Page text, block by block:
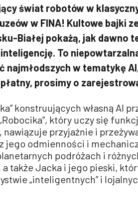
świat robotów w
w FINA! Kultowe bajki
Białej pokażą, jak dawno
To
najmłodszych w tematykę
prosimy o
konstruujących własną AI
który uczy się
przyjaźnie i
jego odmienności i
podróżach i
także Jacka i jego pieski,
„inteligentnych” i